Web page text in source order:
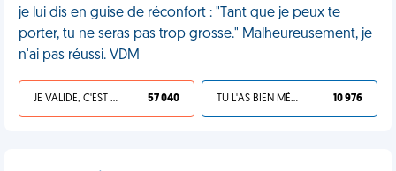
je lui dis en guise de réconfort : "Tant que je peux te
porter, tu ne seras pas trop grosse." Malheureusement, je
n'ai pas réussi. VDM
JE VALIDE, C'EST UNE VDM 57 040 TU L'AS BIEN MÉRITÉ 10 976